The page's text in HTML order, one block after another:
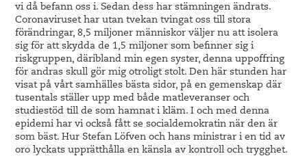
vi då befann oss i. Sedan dess har stämningen ändrats.
Coronaviruset har utan tvekan tvingat oss till stora
förändringar, 8,5 miljoner människor väljer nu att isolera
sig för att skydda de 1,5 miljoner som befinner sig i
riskgruppen, däribland min egen syster, denna uppoffring
för andras skull gör mig otroligt stolt. Den här stunden har
visat på vårt samhälles bästa sidor, på en gemenskap där
tusentals ställer upp med både matleveranser och
studiestöd till de som hamnat i kläm. I och med denna
epidemi har vi också fått se socialdemokratin när den är
som bäst. Hur Stefan Löfven och hans ministrar i en tid av
oro lyckats upprätthålla en känsla av kontroll och trygghet.